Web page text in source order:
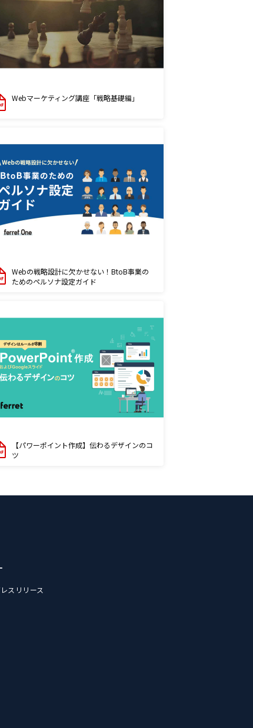
Webマーケティング講座「戦略基礎編」
Webの戦略設計に欠かせない！BtoB事業の
ためのペルソナ設定ガイド
【パワーポイント作成】伝わるデザインのコ
ツ
スリリース